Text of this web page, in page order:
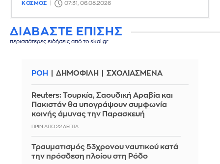
ΚΟΣΜΟΣ 07:31, 06.08.2026
ΔΙΑΒΑΣΤΕ ΕΠΙΣΗΣ
περισσότερες ειδήσεις από το skai.gr
ΡΟΗ ΔΗΜΟΦΙΛΗ ΣΧΟΛΙΑΣΜΕΝΑ
Reuters: Τουρκία, Σαουδική Αραβία και
Πακιστάν θα υπογράψουν συμφωνία
κοινής άμυνας την Παρασκευή
ΠΡΙΝ ΑΠΌ 22 ΛΕΠΤΆ
Τραυματισμός 53χρονου ναυτικού κατά
την πρόσδεση πλοίου στη Ρόδο